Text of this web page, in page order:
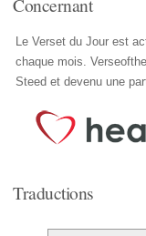
Le Verset du Jour est
chaque mois.
Steed et devenu une
Traductions